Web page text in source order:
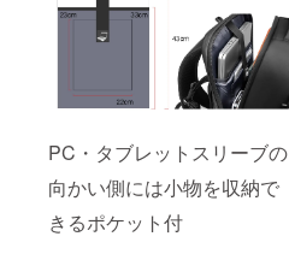
PC・タブレットスリーブの
向かい側には小物を収納で
きるポケット付